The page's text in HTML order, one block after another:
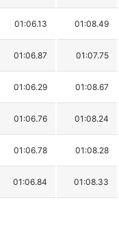
01:06.13 01:08.49
01:06.87 01:07.75
01:06.29 01:08.67
01:06.76 01:08.24
01:06.78 01:08.28
01:06.84 01:08.33